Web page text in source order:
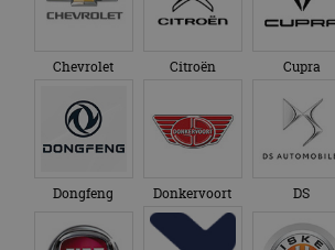
Chevrolet Citroën Cupra
Dongfeng Donkervoort DS